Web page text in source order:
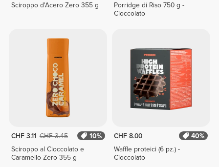
Sciroppo d'Acero Zero 355 g
Porridge di Riso 750 g -
Cioccolato
CHF 3.11 CHF 3.45
10%
Sciroppo al Cioccolato e
Caramello Zero 355 g
CHF 8.00
40%
Waffle proteici (6 pz.) -
Cioccolato